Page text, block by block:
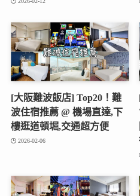
[大阪難波飯店] Top20！難
波住宿推薦 @ 機場直達,下
樓逛道頓堀,交通超方便
2026-02-06